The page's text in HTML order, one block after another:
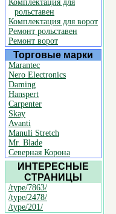
Комплектация для
рольставен
Комплектация для ворот
Ремонт рольставен
Ремонт ворот
Торговые марки
Marantec
Nero Electronics
Daming
Hanspert
Carpenter
Skay
Avanti
Manuli Stretch
Mr. Blade
Северная Корона
ИНТЕРЕСНЫЕ
СТРАНИЦЫ
/type/7863/
/type/2478/
/type/201/